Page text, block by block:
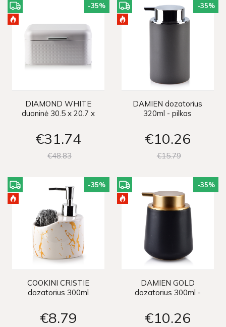
-35%
DIAMOND WHITE
duoninė 30.5 x 20.7 x
€31 74
€4883
-35%
DAMIEN dozatorius
320ml - pilkas
€10 26
€1579
-35%
COOKINI CRISTIE
dozatorius 300ml
€8 79
-35%
DAMIEN GOLD
dozatorius 300ml -
juodas
€10 26